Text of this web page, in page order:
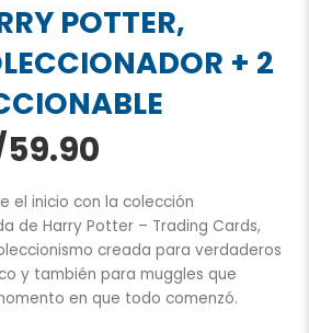
POTTER,
+ 2
59.90
actual
es:
S/59.90.
el inicio con la colección
de Harry Potter – Trading Cards,
creada para verdaderos
y también para muggles que
en que todo comenzó.